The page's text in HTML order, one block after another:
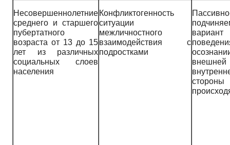
Несовершеннолетние
среднего и старшего
пубертатного
возраста от 13 до 15
лет из различных
социальных слоев
населения
Конфликтогенность
ситуации
межличностного
взаимодействия с
подростками
вариант
стороны